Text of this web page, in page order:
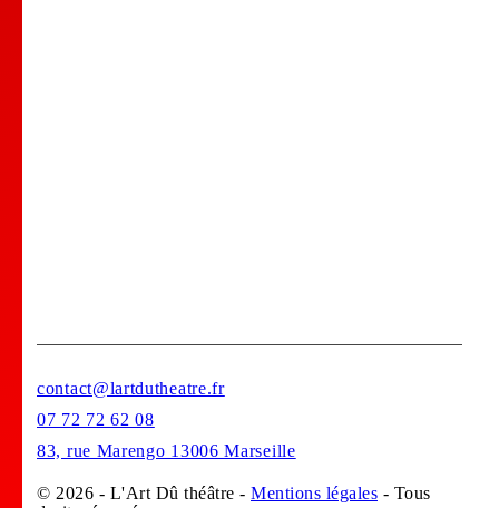
contact@lartdutheatre.fr
07 72 72 62 08
83, rue Marengo 13006 Marseille
© 2026 - L'Art Dû théâtre - Mentions légales - Tous